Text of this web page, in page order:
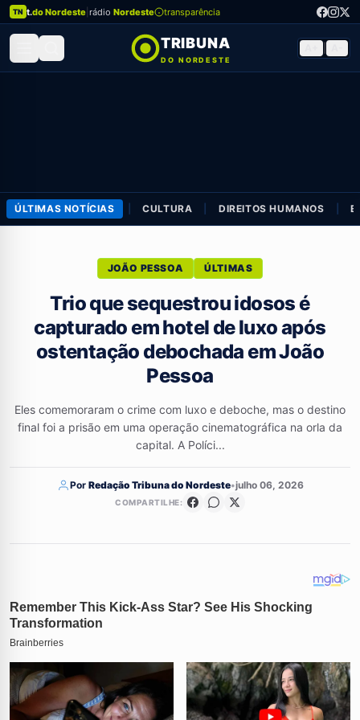
TN t.do Nordeste rádio Nordeste transparência
TRIBUNA
DO NORDESTE
ÚLTIMAS NOTÍCIAS CULTURA DIREITOS HUMANOS
JOÃO PESSOA ÚLTIMAS
Trio que sequestrou idosos é
capturado em hotel de luxo após
ostentação debochada em João
Pessoa
Eles comemoraram o crime com luxo e deboche, mas o destino
final foi a prisão em uma operação cinematográfica na orla da
capital. A Políci...
Por Redação Tribuna do Nordeste•julho 06, 2026
COMPARTILHE: